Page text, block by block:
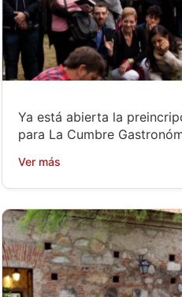
Ya está abierta la
para La Cumbre
Ver más